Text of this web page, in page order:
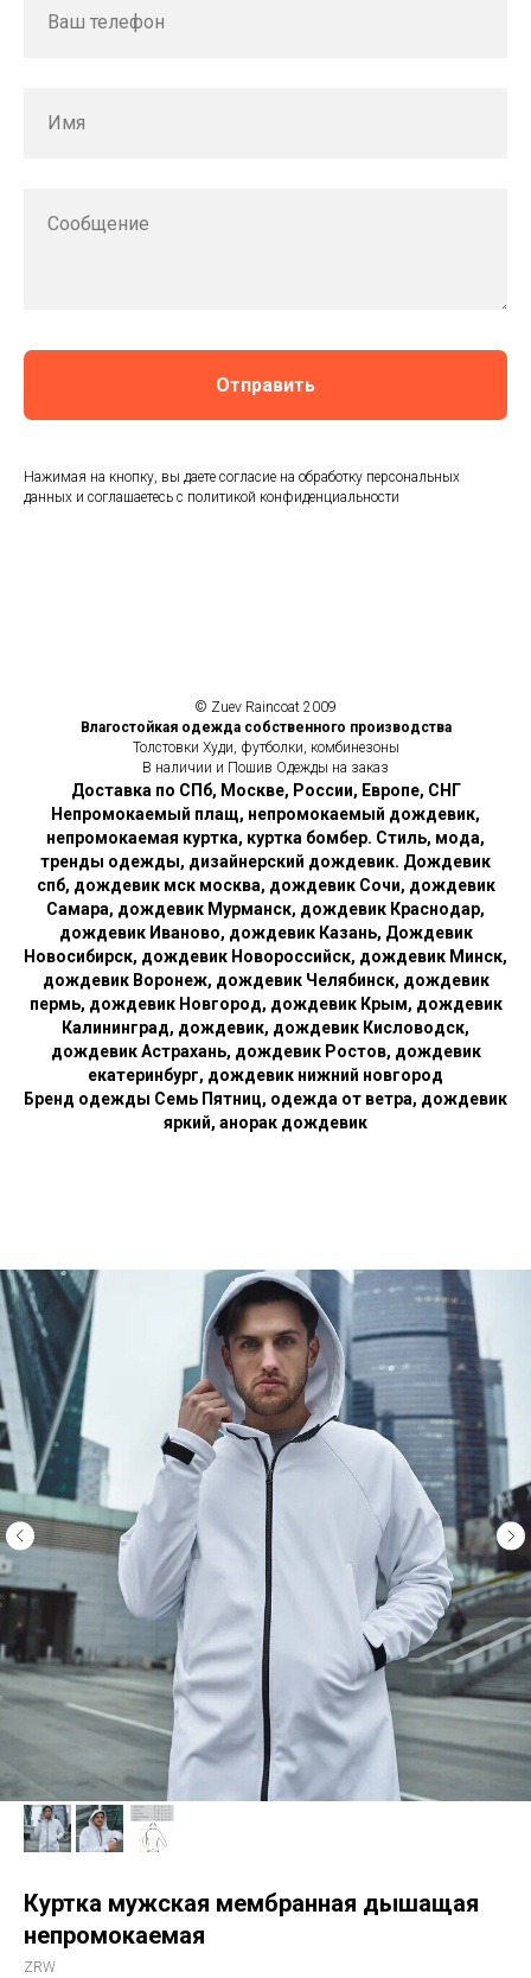
Ваш телефон
Имя
Сообщение
Отправить
Нажимая на кнопку, вы даете согласие на обработку персональных
данных и соглашаетесь c политикой конфиденциальности
© Zuev Raincoat 2009
Влагостойкая одежда собственного производства
Толстовки Худи, футболки, комбинезоны
В наличии и Пошив Одежды на заказ
Доставка по СПб, Москве, России, Европе, СНГ
Непромокаемый плащ, непромокаемый дождевик,
непромокаемая куртка, куртка бомбер. Стиль, мода,
тренды одежды, дизайнерский дождевик. Дождевик
спб, дождевик мск москва, дождевик Сочи, дождевик
Самара, дождевик Мурманск, дождевик Краснодар,
дождевик Иваново, дождевик Казань, Дождевик
Новосибирск, дождевик Новороссийск, дождевик Минск,
дождевик Воронеж, дождевик Челябинск, дождевик
пермь, дождевик Новгород, дождевик Крым, дождевик
Калининград, дождевик, дождевик Кисловодск,
дождевик Астрахань, дождевик Ростов, дождевик
екатеринбург, дождевик нижний новгород
Бренд одежды Семь Пятниц, одежда от ветра, дождевик
яркий, анорак дождевик
Куртка мужская мембранная дышащая
непромокаемая
ZRW